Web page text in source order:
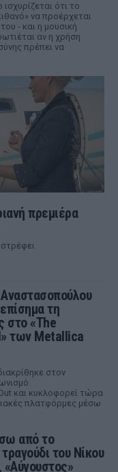
ότι το
να προέρχεται
- και η μουσική
αν η χρήση
πρέπει να
πρεμιέρα
τη
στο «The
των Metallica
στον
και κυκλοφορεί τώρα
πλατφόρμες μέσω
από το
του Νίκου